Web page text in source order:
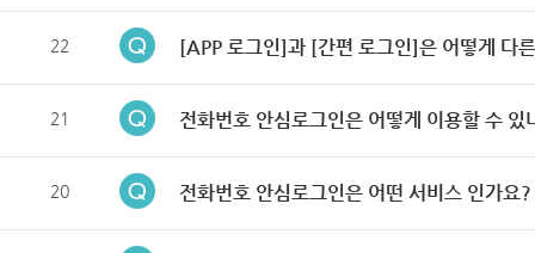
22 [APP 로그인]과 [간편 로그인]은 어떻게 다
21 전화번호 안심로그인은 어떻게 이용할 수 있
20 전화번호 안심로그인은 어떤 서비스 인가요?